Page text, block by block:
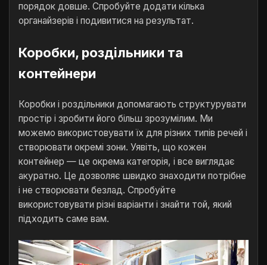
порядок довше. Спробуйте додати кілька
органайзерів і подивитися на результат.
Коробки, роздільники та
контейнери
Коробки і роздільники допомагають структурувати
простір і зробити його більш зрозумілим. Ми
можемо використовувати їх для різних типів речей і
створювати окремі зони. Уявіть, що кожен
контейнер — це окрема категорія, і все виглядає
акуратно. Це дозволяє швидко знаходити потрібне
і не створювати безлад. Спробуйте
використовувати різні варіанти і знайти той, який
підходить саме вам.